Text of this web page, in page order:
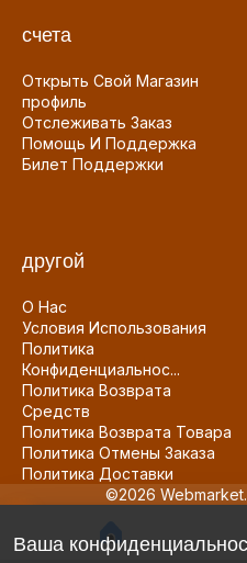
счета
Открыть Свой Магазин
профиль
Отслеживать Заказ
Помощь И Поддержка
Билет Поддержки
другой
О Нас
Условия Использования
Политика
Конфиденциальнос...
Политика Возврата
Средств
Политика Возврата Товара
Политика Отмены Заказа
Политика Доставки
©2026
Ваша